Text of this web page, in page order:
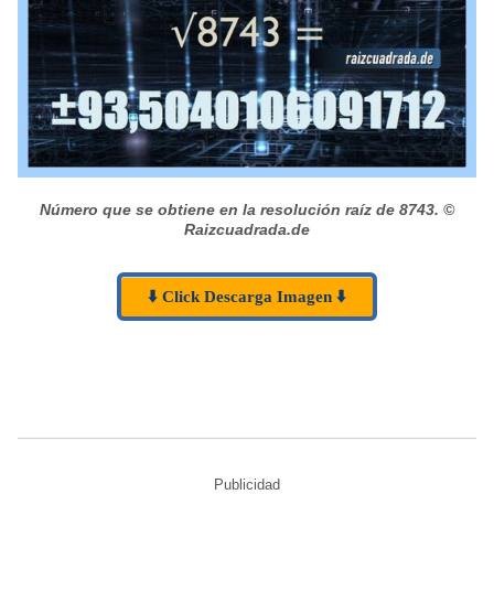
Número que se obtiene en la resolución raíz de 8743. ©
Raizcuadrada.de
⬇️ Click Descarga Imagen ⬇️
Publicidad